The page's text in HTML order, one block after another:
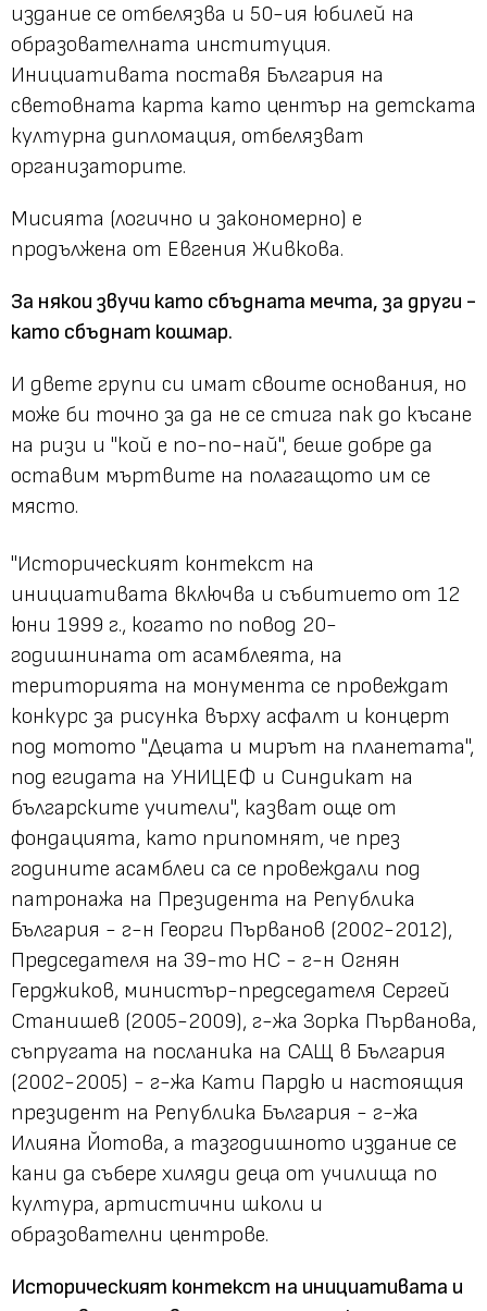
издание се отбелязва и 50-ия юбилей на
образователната институция.
Инициативата поставя България на
световната карта като център на детската
културна дипломация, отбелязват
организаторите.
Мисията (логично и закономерно) е
продължена от Евгения Живкова.
За някои звучи като сбъдната мечта, за други -
като сбъднат кошмар.
И двете групи си имат своите основания, но
може би точно за да не се стига пак до късане
на ризи и "кой е по-по-най", беше добре да
оставим мъртвите на полагащото им се
място.
"Историческият контекст на
инициативата включва и събитието от 12
юни 1999 г., когато по повод 20-
годишнината от асамблеята, на
територията на монумента се провеждат
конкурс за рисунка върху асфалт и концерт
под мотото "Децата и мирът на планетата",
под егидата на УНИЦЕФ и Синдикат на
българските учители", казват още от
фондацията, като припомнят, че през
годините асамблеи са се провеждали под
патронажа на Президента на Република
България - г-н Георги Първанов (2002-2012),
Председателя на 39-то НС - г-н Огнян
Герджиков, министър-председателя Сергей
Станишев (2005-2009), г-жа Зорка Първанова,
съпругата на посланика на САЩ в България
(2002-2005) - г-жа Кати Пардю и настоящия
президент на Република България - г-жа
Илияна Йотова, а тазгодишното издание се
кани да събере хиляди деца от училища по
култура, артистични школи и
образователни центрове.
Историческият контекст на инициативата и